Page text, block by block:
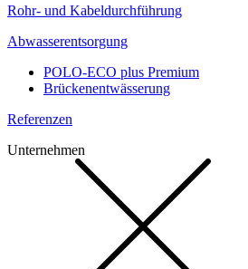
Rohr- und Kabeldurchführung
Abwasserentsorgung
POLO-ECO plus Premium
Brückenentwässerung
Referenzen
Unternehmen